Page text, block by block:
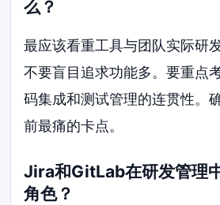
么？
最应该看重工具与团队实际研
不要盲目追求功能多。要重点
码集成和测试管理的连贯性。
前最痛的卡点。
Jira和GitLab在研发管理
角色？